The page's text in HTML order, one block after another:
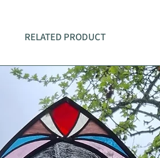
RELATED PRODUCT